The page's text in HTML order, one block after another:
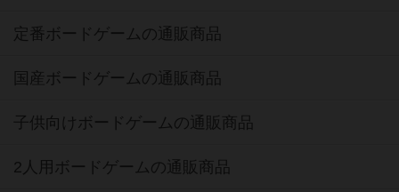
定番ボードゲームの通販商品
国産ボードゲームの通販商品
子供向けボードゲームの通販商品
2人用ボードゲームの通販商品